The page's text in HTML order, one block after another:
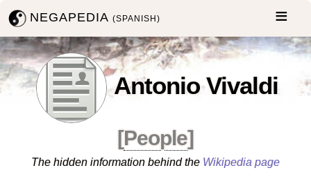
NEGAPEDIA(SPANISH)
Antonio Vivaldi
[People]
The hidden information behind the Wikipedia page